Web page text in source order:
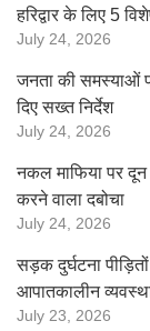
हरिद्वार के लिए 5
July 24, 2026
जनता की समस्याओं
दिए सख्त निर्देश
July 24, 2026
नकल माफिया पर दून
करने वाला दबोचा
July 24, 2026
सड़क दुर्घटना
आपातकालीन
July 23, 2026